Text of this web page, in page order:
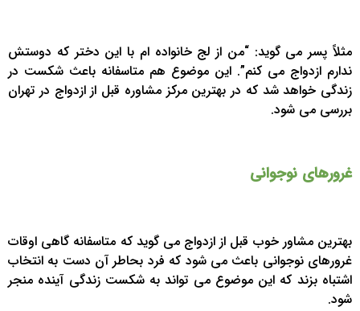
مثلاً پسر می گوید: “من از لج خانواده ام با این دختر که دوستش
ندارم ازدواج می کنم”. این موضوع هم متاسفانه باعث شکست در
زندگی خواهد شد که در بهترین مرکز مشاوره قبل از ازدواج در تهران
بررسی می شود.
غرورهای نوجوانی
بهترین مشاور خوب قبل از ازدواج می گوید که متاسفانه گاهی اوقات
غرورهای نوجوانی باعث می شود که فرد بحاطر آن دست به انتخاب
اشتباه بزند که این موضوع می تواند به شکست زندگی آینده منجر
شود.